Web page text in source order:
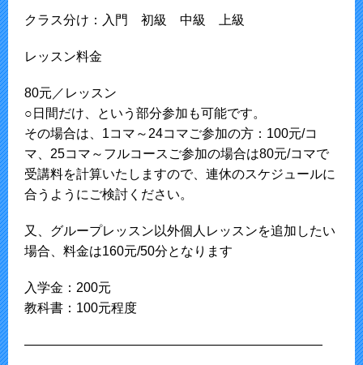
クラス分け：入門 初級 中級 上級
レッスン料金
80元／レッスン
○日間だけ、という部分参加も可能です。
その場合は、1コマ～24コマご参加の方：100元/コ
マ、25コマ～フルコースご参加の場合は80元/コマで
受講料を計算いたしますので、連休のスケジュールに
合うようにご検討ください。
又、グループレッスン以外個人レッスンを追加したい
場合、料金は160元/50分となります
入学金：200元
教科書：100元程度
———————————————————————